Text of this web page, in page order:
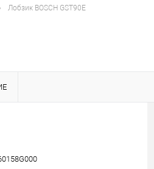
Лобзик BOSCH GST90E